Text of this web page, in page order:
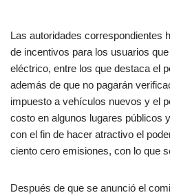
Las autoridades correspondientes
de incentivos para los usuarios
eléctrico, entre los que destaca el
además de que no pagarán
impuesto a vehículos nuevos y el
costo en algunos lugares públicos
con el fin de hacer atractivo el
ciento cero emisiones, con lo que
Después de que se anunció el